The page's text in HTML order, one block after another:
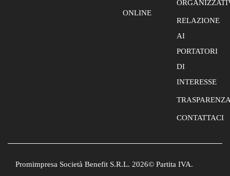
ONLINE
RELAZIONE
AI
PORTATORI
DI
INTERESSE
CONTATTACI
Promimpresa Società Benefit S.R.L. 2026© Partita IVA.